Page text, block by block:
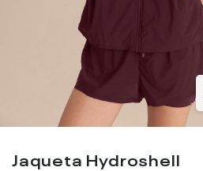
Jaqueta Hydroshell